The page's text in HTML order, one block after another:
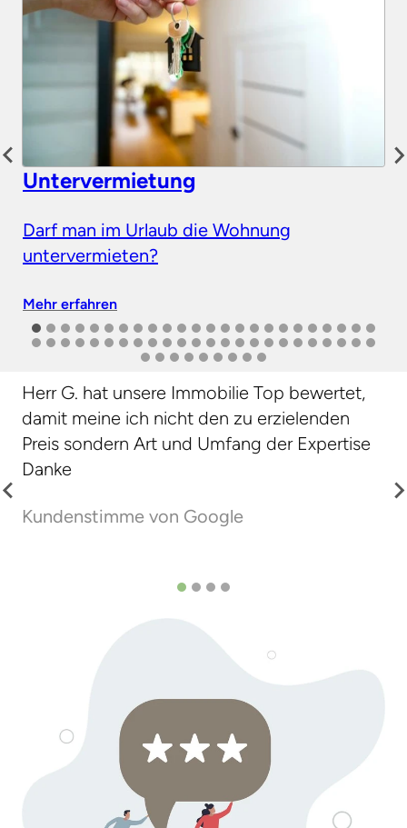
Untervermietung
Darf man im Urlaub die Wohnung
untervermieten?
Mehr erfahren
Herr G. hat unsere Immobilie Top bewertet,
damit meine ich nicht den zu erzielenden
Preis sondern Art und Umfang der Expertise
Danke
Kundenstimme von Google